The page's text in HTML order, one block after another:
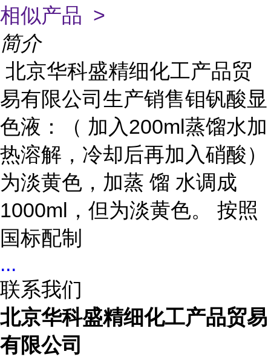
相似产品 >
简介
北京华科盛精细化工产品贸
易有限公司生产销售钼钒酸显
色液：（ 加入200ml蒸馏水加
热溶解，冷却后再加入硝酸）
为淡黄色，加蒸 馏 水调成
1000ml，但为淡黄色。 按照
国标配制
...
联系我们
北京华科盛精细化工产品贸易
有限公司